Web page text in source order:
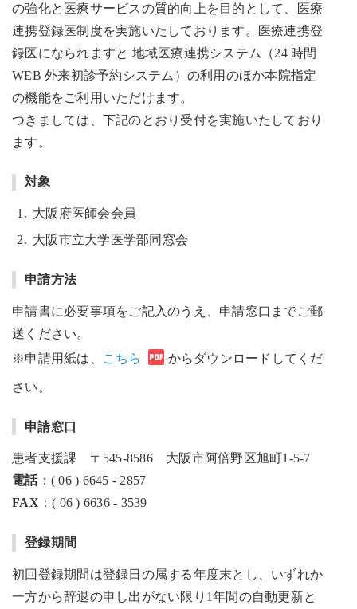
の強化と医療サービスの質的向上を目的として、医療
連携登録医制度を実施いたしております。医療連携登
録医になられますと 地域医療連携システム（24 時間
WEB 外来初診予約システム）の利用のほか本院指定
の機能をご利用いただけます。
つきましては、下記のとおり受付を実施いたしており
ます。
対象
大阪府医師会会員
大阪市立大学医学部同窓会
申請方法
申請書に必要事項をご記入のうえ、申請窓口までご郵
送ください。
※申請用紙は、
こちら からダウンロードしてくだ
さい。
申請窓口
患者支援課 〒545-8586 大阪市阿倍野区旭町1-5-7
電話：( 06 ) 6645 - 2857
FAX ：( 06 ) 6636 - 3539
登録期間
初回登録期間は登録日の属する年度末とし、いずれか
一方から辞退の申し出がない限り1年間の自動更新と